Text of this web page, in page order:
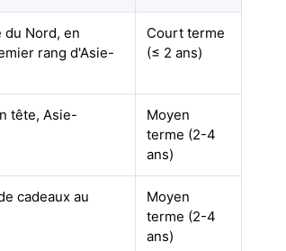
Nord, en
rang d'Asie-
Court terme
(≤ 2 ans)
tête, Asie-
Moyen
terme (2-4
ans)
cadeaux au
Moyen
terme (2-4
ans)